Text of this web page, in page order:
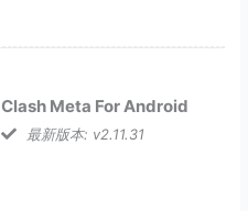
Clash Meta For Android
最新版本: v2.11.31